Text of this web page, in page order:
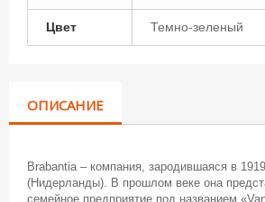
Цвет Темно-зеленый
ОПИСАНИЕ
Brabantia – компания, зародившаяся в
(Нидерланды). В прошлом веке она
семейное предприятие под названием